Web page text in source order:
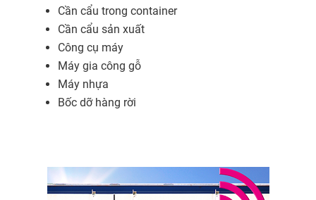
Cần cẩu trong container
Cần cẩu sản xuất
Công cụ máy
Máy gia công gỗ
Máy nhựa
Bốc dỡ hàng rời